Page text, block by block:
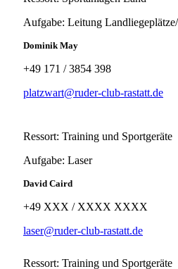
Aufgabe: Leitung
Dominik May
+49 171 / 3854 398
platzwart@ruder-club-rastatt.de
Ressort: Training und Sportgeräte
Aufgabe: Laser
David Caird
+49 XXX / XXXX XXXX
laser@ruder-club-rastatt.de
Ressort: Training und Sportgeräte